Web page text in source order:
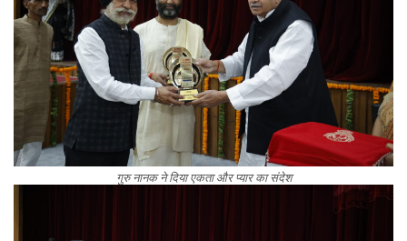
गुरु नानक ने दिया एकता और प्यार का संदेश